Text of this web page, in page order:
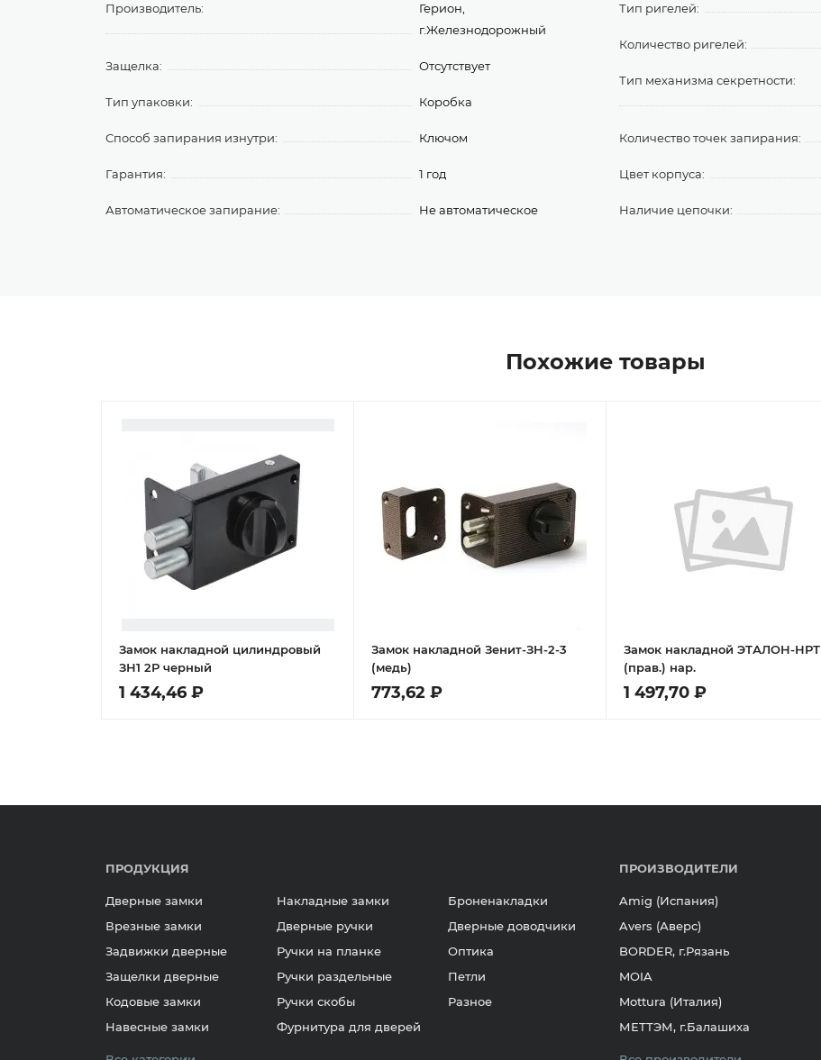
Производитель:
Герион,
г.Железнодорожный
Защелка: Отсутствует
Тип упаковки: Коробка
Способ запирания изнутри: Ключом
Гарантия: 1 год
Автоматическое запирание: Не автоматическое
Тип ригелей:
Количество ригелей:
Тип механизма секретности:
Количество точек запирания:
Цвет корпуса:
Наличие цепочки:
Похожие товары
Замок накладной цилиндровый
ЗН1 2Р черный
1 434,46 ₽
Замок накладной Зенит-ЗН-2-3
(медь)
773,62 ₽
Замок накладной ЭТАЛОН-НРТ
(прав.) нар.
1 497,70 ₽
ПРОДУКЦИЯ
Дверные замки
Врезные замки
Задвижки дверные
Защелки дверные
Кодовые замки
Навесные замки
Накладные замки
Дверные ручки
Ручки на планке
Ручки раздельные
Ручки скобы
Фурнитура для дверей
Броненакладки
Дверные доводчики
Оптика
Петли
Разное
ПРОИЗВОДИТЕЛИ
Amig (Испания)
Avers (Аверс)
BORDER, г.Рязань
MOIA
Mottura (Италия)
МЕТТЭМ, г.Балашиха